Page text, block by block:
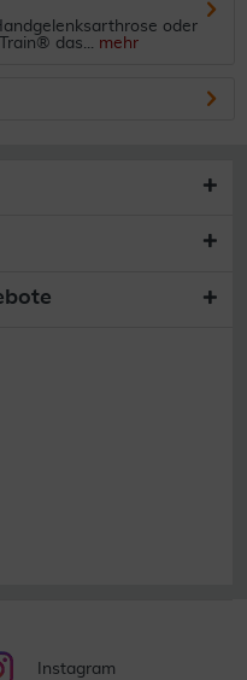
oder
das... mehr
Instagram